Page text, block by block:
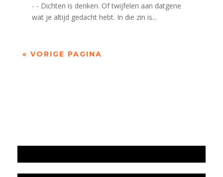
- - Dichten is denken. Of twijfelen aan datgene
wat je altijd gedacht hebt. In die zin is...
« VORIGE PAGINA